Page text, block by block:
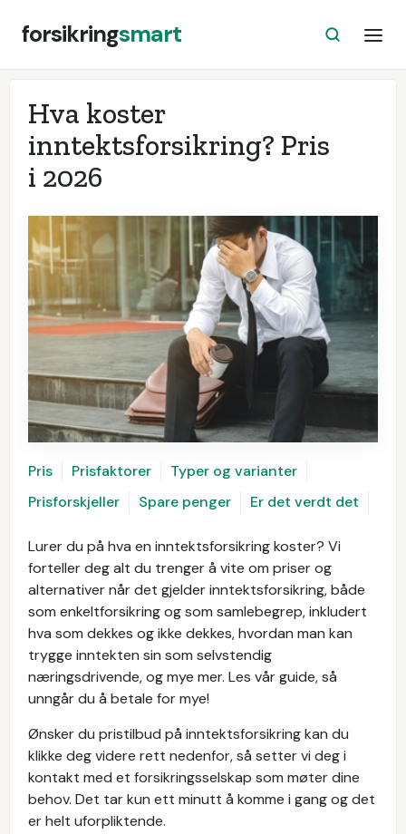
forsikringsmart
Hva koster
inntektsforsikring? Pris
i 2026
Pris Prisfaktorer
Typer og varianter
Prisforskjeller
Spare penger Er det verdt det
Lurer du på hva en inntektsforsikring koster? Vi
forteller deg alt du trenger å vite om priser og
alternativer når det gjelder inntektsforsikring, både
som enkeltforsikring og som samlebegrep, inkludert
hva som dekkes og ikke dekkes, hvordan man kan
trygge inntekten sin som selvstendig
næringsdrivende, og mye mer. Les vår guide, så
unngår du å betale for mye!
Ønsker du pristilbud på inntektsforsikring kan du
klikke deg videre rett nedenfor, så setter vi deg i
kontakt med et forsikringsselskap som møter dine
behov. Det tar kun ett minutt å komme i gang og det
er helt uforpliktende.